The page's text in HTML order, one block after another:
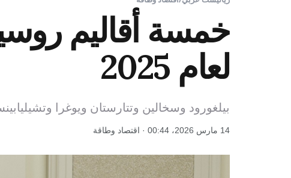
خمسة أقاليم
لعام 2025
بيلغورود وسخالين وتتارستان ويوغرا
14 مارس 2026، 00:44 · اقتصاد وطاقة